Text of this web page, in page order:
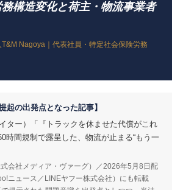
構造変化と荷主・物流事業者
Nagoya｜代表社員・特定社会保険労務
起の出発点となった記事】
ター）「『トラックを休ませた代償がこれ
時間規制で露呈した、物流が止まる“もう一
会社メディア・ヴァーグ）／2026年5月8日配
ニュース／LINEヤフー株式会社）にも転載